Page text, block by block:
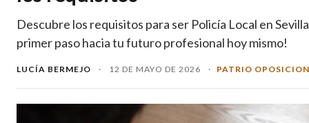
Descubre los requisitos para ser Policía Local en
primer paso hacia tu futuro profesional hoy mismo!
LUCÍA BERMEJO · 12 DE MAYO DE 2026 · PATRIO